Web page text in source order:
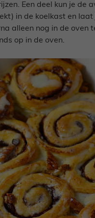
Een deel kun je de
in de koelkast en
alleen nog in de oven
op in de oven.